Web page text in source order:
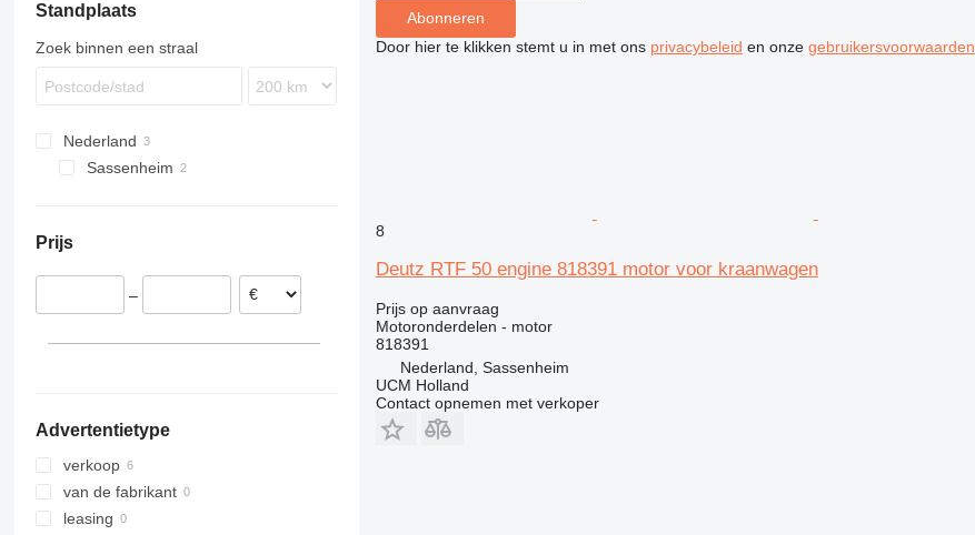
Standplaats
Zoek binnen een straal
Nederland
Sassenheim
Prijs
–
Advertentietype
verkoop
van de fabrikant
leasing
Abonneren
Door hier te klikken stemt u in met ons privacybeleid en onze gebruikersvoorwaarden
8
Deutz RTF 50 engine 818391 motor voor kraanwagen
Prijs op aanvraag
Motoronderdelen - motor
818391
Nederland, Sassenheim
UCM Holland
Contact opnemen met verkoper